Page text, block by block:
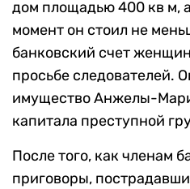
дом площадью 400 кв м,
момент он стоил не
банковский счет
просьбе следователей.
имущество Анжелы-
капитала преступной
После того, как членам
приговоры,